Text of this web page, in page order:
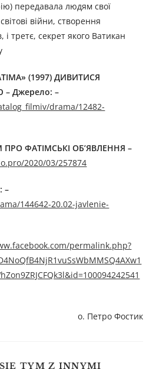
передавала людям свої
війни, створення
третє, секрет якого Ватикан
(1997) ДИВИТИСЯ
Джерелo: –
drama/12482-
ФАТІМСЬКІ ОБ’ЯВЛЕННЯ –
2020/03/257874
–
144642-20.02-javlenie-
permalink.php?
о. Петро Фостик
TYM Z INNYMI